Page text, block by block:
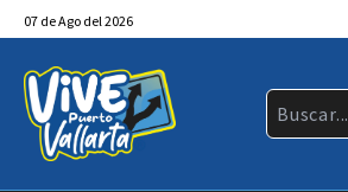
07 deAgo del 2026